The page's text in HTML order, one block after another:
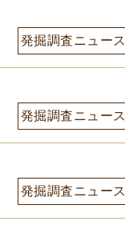
発掘調査ニュース
発掘調査ニュース
発掘調査ニュース